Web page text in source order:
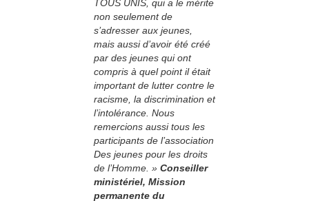
TOUS UNIS, qui a le mérite
non seulement de
s’adresser aux jeunes,
mais aussi d’avoir été créé
par des jeunes qui ont
compris à quel point il était
important de lutter contre le
racisme, la discrimination et
l’intolérance. Nous
remercions aussi tous les
participants de l’association
Des jeunes pour les droits
de l’Homme. » Conseiller
ministériel, Mission
permanente du